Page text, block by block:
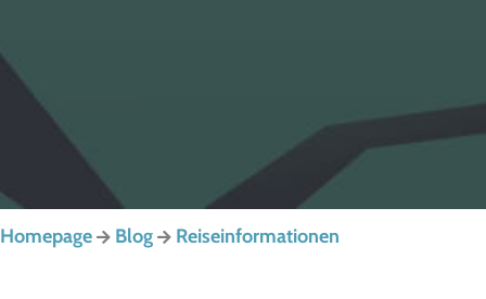
Homepage Blog Reiseinformationen